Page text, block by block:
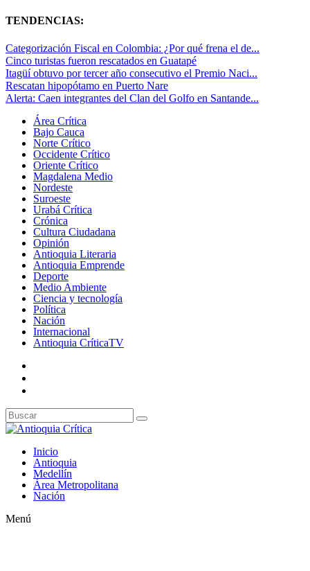
TENDENCIAS:
Categorización Fiscal en Colombia: ¿Por qué frena el de...
Cinco turistas fueron rescatados en Guatapé
Itagüí obtuvo por tercer año consecutivo el Premio Naci...
Rescatan hipopótamo en Puerto Nare
Alerta: Caen integrantes del Clan del Golfo en Santande...
Área Crítica
Bajo Cauca
Norte Crítico
Occidente Crítico
Oriente Crítico
Magdalena Medio
Nordeste
Suroeste
Urabá Crítica
Crónica
Cultura Ciudadana
Opinión
Antioquia Literaria
Antioquia Emprende
Deporte
Medio Ambiente
Ciencia y tecnología
Política
Nación
Internacional
Antioquia CríticaTV
Inicio
Antioquia
Medellín
Área Metropolitana
Nación
Menú